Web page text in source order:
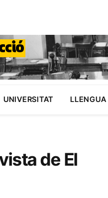
UNIVERSITAT LLENGUA
de El